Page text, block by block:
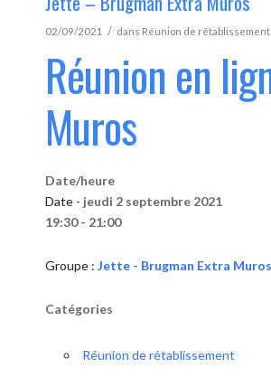
02/09/2021 / dans Réunion de rétablissement
Réunion en
Muros
Date/heure
Date - jeudi 2 septembre 2021
19:30 - 21:00
Groupe : Jette - Brugman Extra Muros
Catégories
Réunion de rétablissement